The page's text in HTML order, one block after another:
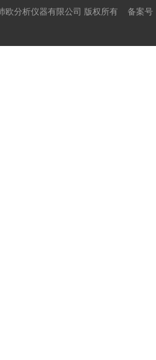
欧分析仪器有限公司 版权所有 备案号